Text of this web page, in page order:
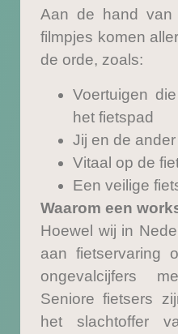
Aan de hand van
filmpjes komen
de orde, zoals:
Voertuigen
het fietspad
Jij en de
Vitaal op de
Een veilige
Waarom een
Hoewel wij in
aan fietservaring
ongevalcijfers
Seniore fietsers
het slachtoffer